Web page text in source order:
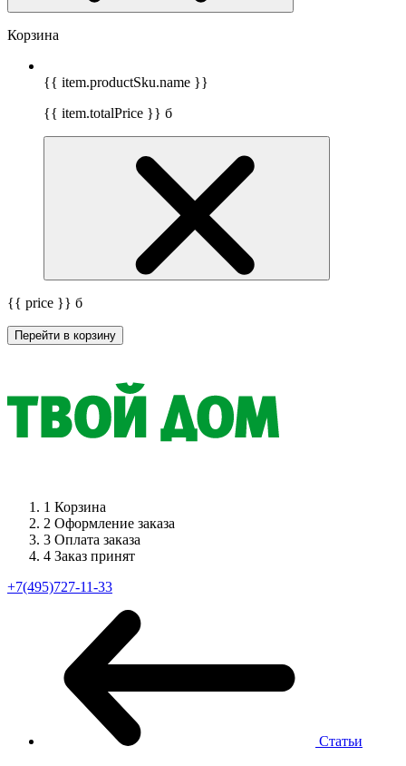
Корзина
{{ item.productSku.name }}
{{ item.totalPrice }} б
{{ price }} б
Перейти в корзину
1 Корзина
2 Оформление заказа
3 Оплата заказа
4 Заказ принят
+7(495)727-11-33
Статьи